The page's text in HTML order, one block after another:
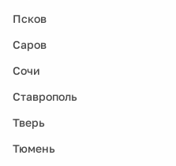
Псков
Саров
Сочи
Ставрополь
Тверь
Тюмень